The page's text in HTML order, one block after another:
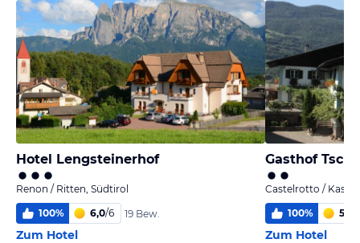
Hotel Lengsteinerhof
Renon / Ritten, Südtirol
100% 6,0/6 19 Bew.
Zum Hotel
Gasthof
Castelrotto /
100% 5,9
Zum Hotel